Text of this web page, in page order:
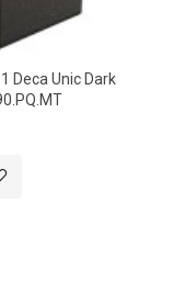
Deca Unic Dark